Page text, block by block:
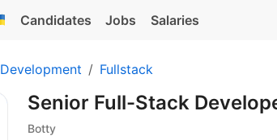
Candidates Jobs Salaries
Development Fullstack
Senior Full-Stack
Botty